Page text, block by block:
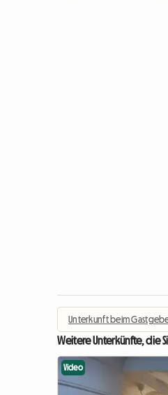
Unterkunft beim
Weitere Unterkünfte, die
Video